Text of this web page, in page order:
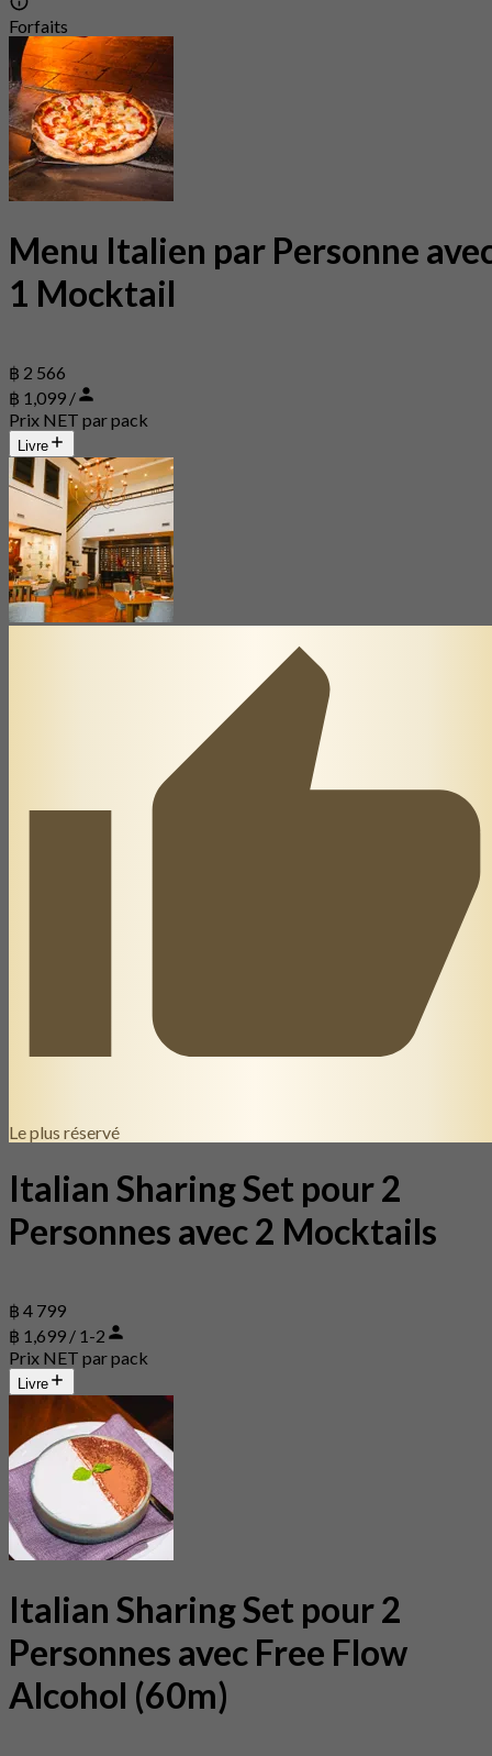
Forfaits
Menu Italien par Personne
1 Mocktail
฿ 2 566
฿ 1,099 /
Prix NET par pack
Livre
Le plus réservé
Italian Sharing Set pour 2
Personnes avec 2 Mocktails
฿ 4 799
฿ 1,699 / 1-2
Prix NET par pack
Livre
Italian Sharing Set pour 2
Personnes avec Free Flow
Alcohol (60m)